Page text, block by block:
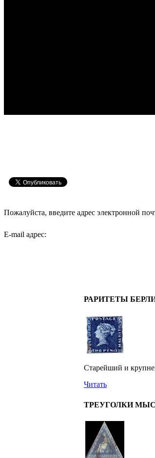
Пожалуйста, введите адрес электронной
E-mail адрес:
РАРИТЕТЫ
Старейший и
Читать
ТРЕУГОЛКИ